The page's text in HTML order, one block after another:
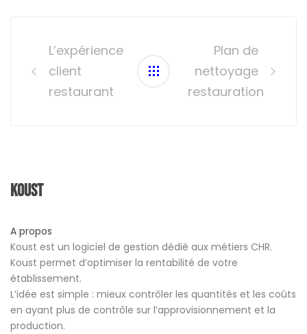
navigationL’expérience
client
restaurant
Plan de
nettoyage
restauration
Koust
A propos
Koust est un logiciel de gestion dédié aux métiers CHR.
Koust permet d’optimiser la rentabilité de votre
établissement.
L’idée est simple : mieux contrôler les quantités et les coûts
en ayant plus de contrôle sur l’approvisionnement et la
production.